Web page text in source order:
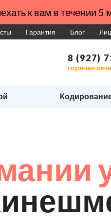
к вам в течении 5
Гарантия Блог
8 (927)
горячая